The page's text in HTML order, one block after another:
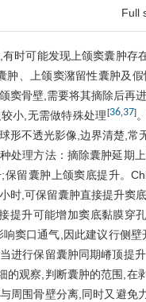
Full
时可能发现上颌窦囊肿存
肿、上颌窦潴留性囊肿及假
窦骨壁,需要将其摘除后再
小,无需做特殊处理[36, 37]
形不透光影像,边界清楚,常
处理方法：摘除囊肿延期
保留囊肿上颌窦底提升。
时,可保留囊肿直接提升窦
提升可能增加窦底黏膜穿
窦口通气,因此建议行侧
进行保留囊肿同期嵴顶提
的观察,判断囊肿的范围,在
周围骨壁分离,同时又避免